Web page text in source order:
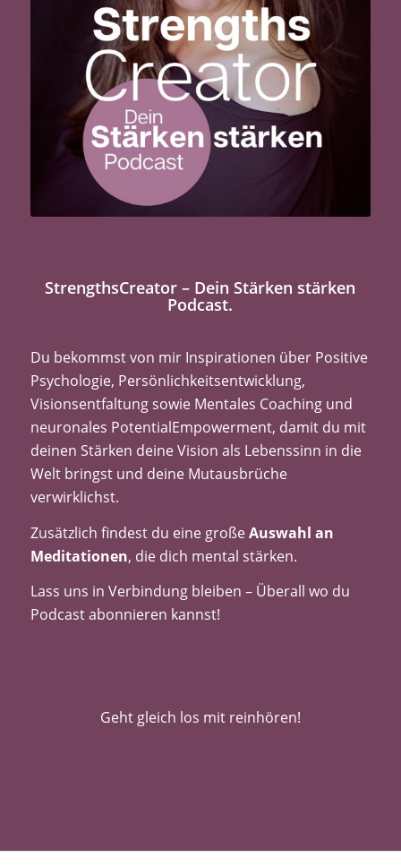
StrengthsCreator – Dein Stärken stärken
Podcast.
Du bekommst von mir Inspirationen über Positive
Psychologie, Persönlichkeitsentwicklung,
Visionsentfaltung sowie Mentales Coaching und
neuronales PotentialEmpowerment, damit du mit
deinen Stärken deine Vision als Lebenssinn in die
Welt bringst und deine Mutausbrüche
verwirklichst.
Zusätzlich findest du eine großeAuswahl an
Meditationen, die dich mental stärken.
Lass uns in Verbindung bleiben – Überall wo du
Podcast abonnieren kannst!
Geht gleich los mit reinhören!